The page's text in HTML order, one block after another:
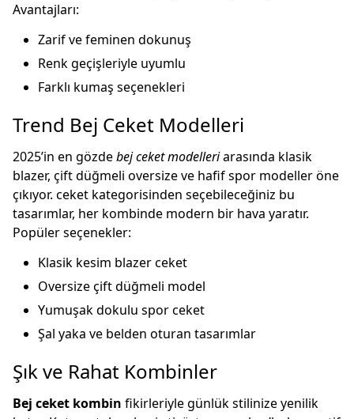
Avantajları:
Zarif ve feminen dokunuş
Renk geçişleriyle uyumlu
Farklı kumaş seçenekleri
Trend Bej Ceket Modelleri
2025’in en gözdebej ceket modelleriarasında klasik
blazer, çift düğmeli oversize ve hafif spor modeller öne
çıkıyor. ceket kategorisinden seçebileceğiniz bu
tasarımlar, her kombinde modern bir hava yaratır.
Popüler seçenekler:
Klasik kesim blazer ceket
Oversize çift düğmeli model
Yumuşak dokulu spor ceket
Şal yaka ve belden oturan tasarımlar
Şık ve Rahat Kombinler
Bej ceket kombin fikirleriyle günlük stilinize yenilik